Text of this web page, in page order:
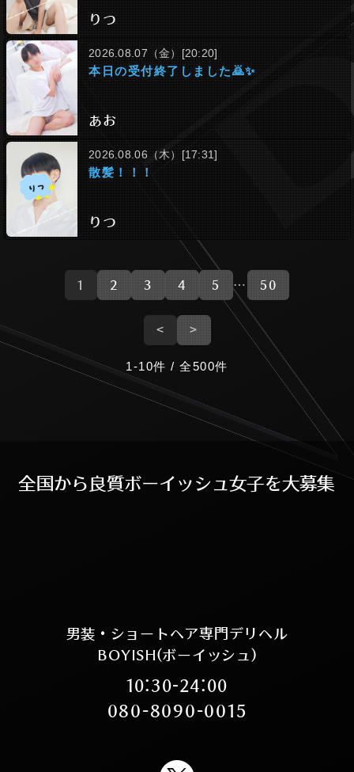
りつ
2026.08.07（金）[20:20]
本日の受付終了しました🙇✨
あお
2026.08.06（木）[17:31]
散髪！！！
りつ
1 2 3 4 5 … 50
< >
1-10件 / 全500件
全 国から 良質ボーイ ッ シ ュ女子を大募集
男装・ショートヘア専門デリヘル
BOYISH(ボーイッシュ)
10:30-24:00
080-8090-0015